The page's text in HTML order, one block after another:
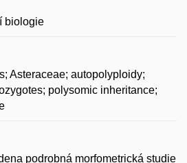
biologie
Asteraceae; autopolyploidy;
polysomic inheritance;
podrobná morfometrická studie